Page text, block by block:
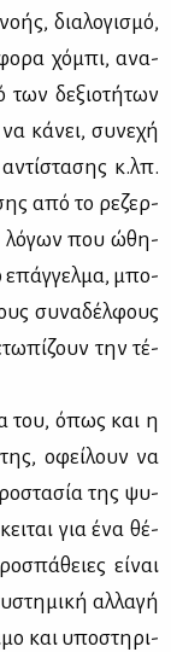
δια­λο­γι­σμό,
χό­μπι, ανα­
των δε­ξιο­τή­των
κά­νει, συ­νε­χή
κ.λπ.
από το ρε­ζερ­
λό­γων που ώθη­
επάγ­γελ­μα, μπο­
συ­να­δέλ­φους
την τέ­
του, όπως και η
οφεί­λουν να
της ψυ­
για ένα θέ­
εί­ναι
αλ­λα­γή
και υπο­στη­ρι­